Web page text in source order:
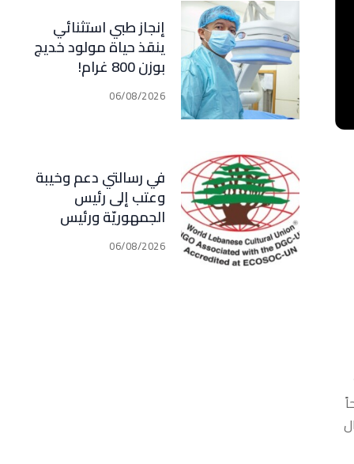
إنجاز طبي استثنائي
ينقذ حياة مولود خديج
بوزن 800 غرام!
06/08/2026
في رسالتي دعم وخيبة
وعتب إلى رئيس
الجمهوريّة ورئيس
مجلس الوزراء .. رئيس
الجامعة اللبنانية
06/08/2026